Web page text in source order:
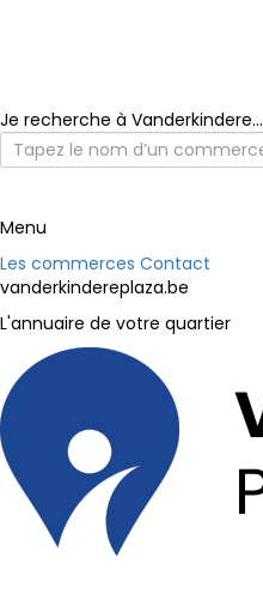
Je recherche à Vanderkindere...
Menu
Les commerces Contact
vanderkindereplaza.be
L'annuaire de votre quartier